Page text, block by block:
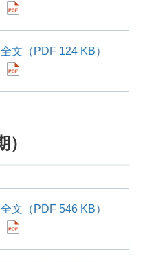
全文（PDF 124 KB）
全文（PDF 546 KB）